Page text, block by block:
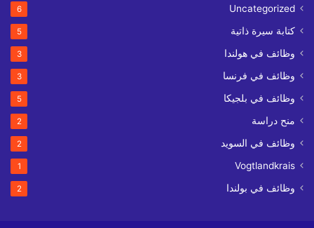
Uncategorized
6
كتابة سيرة ذاتية 5
وظائف في هولندا 3
وظائف في فرنسا 3
وظائف في بلجيكا 5
منح دراسة 2
وظائف في السويد 2
Vogtlandkrais
1
وظائف في بولندا 2